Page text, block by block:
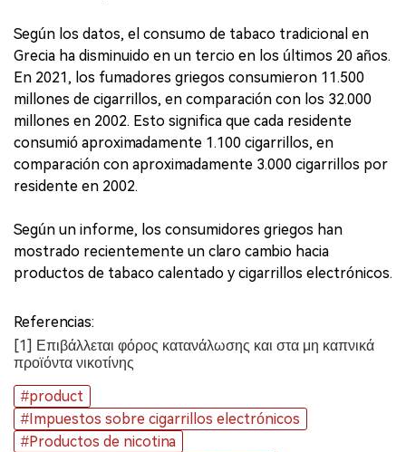
Según los datos, el consumo de tabaco tradicional en
Grecia ha disminuido en un tercio en los últimos 20 años.
En 2021, los fumadores griegos consumieron 11.500
millones de cigarrillos, en comparación con los 32.000
millones en 2002. Esto significa que cada residente
consumió aproximadamente 1.100 cigarrillos, en
comparación con aproximadamente 3.000 cigarrillos por
residente en 2002.
Según un informe, los consumidores griegos han
mostrado recientemente un claro cambio hacia
productos de tabaco calentado y cigarrillos electrónicos.
Referencias:
[1] Επιβάλλεται φόρος κατανάλωσης και στα μη καπνικά
προϊόντα νικοτίνης
#product
#Impuestos sobre cigarrillos electrónicos
#Productos de nicotina